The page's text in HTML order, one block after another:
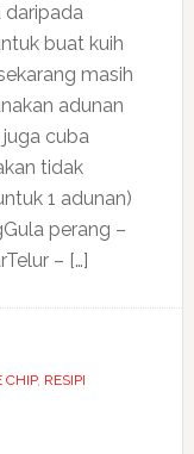
daripada
buat kuih
masih
adunan
cuba
tidak
1 adunan)
perang –
– […]
CHIP, RESIPI